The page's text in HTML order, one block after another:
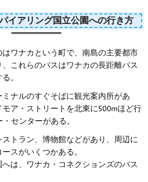
イアリング国立公園への行き方
ワナカという町で、南島の主要都市
これらのバスはワナカの長距離バス
。
ナルのすぐそばに観光案内所があ
モア・ストリートを北東に500mほど行
センターがある。
トラン、博物館などがあり、周辺に
スがいくつかある。
は、ワナカ・コネクションズのバス